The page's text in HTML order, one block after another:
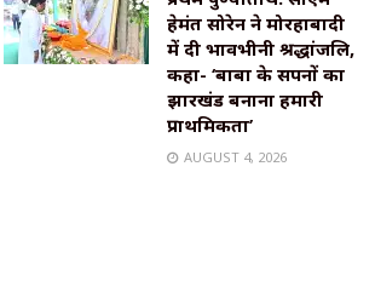
हेमंत सोरेन ने मोरहाबादी
में दी भावभीनी श्रद्धांजलि,
कहा- ‘बाबा के सपनों का
झारखंड बनाना हमारी
प्राथमिकता’
AUGUST 4, 2026